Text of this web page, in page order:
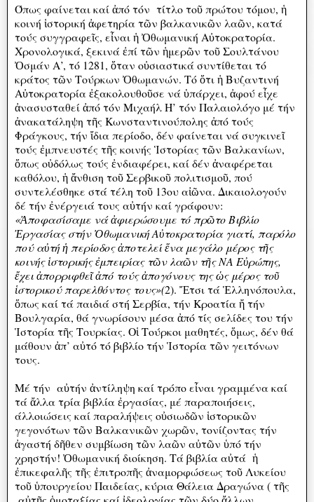
Όπως φαίνεται καί ἀπό τόν τίτλο τοῦ πρώτου τόμου, ἡ
κοινή ἱστορική ἀφετηρία τῶν βαλκανικῶν λαῶν, κατά
τούς συγγραφεῖς, εἶναι ἡ Ὀθωμανική Αὐτοκρατορία.
Χρονολογικά, ξεκινά ἐπί τῶν ἡμερῶν τοῦ Σουλτάνου
Ὀσμάν Α’, τό 1281, ὅταν οὐσιαστικά συντίθεται τό
κράτος τῶν Τούρκων Ὀθωμανών. Τό ὅτι ἡ Βυζαντινή
Αὐτοκρατορία ἐξακολουθοῦσε νά ὑπάρχει, ἀφού εἶχε
ἀνασυσταθεί ἀπό τόν Μιχαήλ Η’ τόν Παλαιολόγο μέ τήν
ἀνακατάληψη τῆς Κωνσταντινούπολης ἀπό τούς
Φράγκους, τήν ἴδια περίοδο, δέν φαίνεται νά συγκινεῖ
τούς ἐμπνευστές τῆς κοινής Ἱστορίας τῶν Βαλκανίων,
ὅπως οὐδόλως τούς ἐνδιαφέρει, καί δέν ἀναφέρεται
καθόλου, ἡ ἄνθιση τοῦ Σερβικοῦ πολιτισμοῦ, πού
συντελέσθηκε στά τέλη τοῦ 13ου αἰῶνα. Δικαιολογούν
δέ τήν ἐνέργειά τους αὐτήν καί γράφουν:
«Ἀποφασίσαμε νά ἀφιερώσουμε τό πρῶτο Βιβλίο
Ἐργασίας στήν Ὀθωμανική Αὐτοκρατορία γιατί, παρόλο
πού αὐτή ἡ περίοδος ἀποτελεί ἕνα μεγάλο μέρος τῆς
κοινής ἱστορικής ἐμπειρίας τῶν λαῶν τῆς ΝΑ Εὐρώπης,
ἔχει ἀπορριφθεῖ ἀπό τούς ἀπογόνους της ὡς μέρος τοῦ
ἱστορικού παρελθόντος τους»(2). Ἔτσι τά Ἑλληνόπουλα,
ὅπως καί τά παιδιά στή Σερβία, τήν Κροατία ἤ τήν
Βουλγαρία, θά γνωρίσουν μέσα ἀπό τίς σελίδες του τήν
Ἱστορία τῆς Τουρκίας. Οἱ Τούρκοι μαθητές, ὅμως, δέν θά
μάθουν ἀπ’ αὐτό τό βιβλίο τήν Ἱστορία τῶν γειτόνων
τους.
Μέ τήν αὐτήν ἀντίληψη καί τρόπο εἶναι γραμμένα καί
τά ἄλλα τρία βιβλία ἐργασίας, μέ παραποιήσεις,
άλλοιώσεις καί παραλήψεις οὐσιωδῶν ἱστορικῶν
γεγονότων τῶν Βαλκανικῶν χωρῶν, τονίζοντας τήν
ἀγαστή δῆθεν συμβίωση τῶν λαῶν αὐτῶν ὑπό τήν
χρηστήν! Ὀθωμανική διοίκηση. Τά βιβλία αὐτά ἡ
ἐπικεφαλῆς τῆς ἐπιτροπῆς ἀναμορφώσεως τοῦ Λυκείου
τοῦ ὑπουργείου Παιδείας, κύρια Θάλεια Δραγώνα ( τῆς